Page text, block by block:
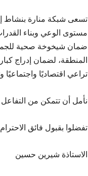
تسعى شبكة منارة بنشاط
مستوى الوعي وبناء
ضمان شيخوخة صحية
المنطقة، لضمان إدراج
تراعي اقتصاديًا واجتماعيًا
نأمل أن تتمكن من
تفضلوا بقبول فائق
الاستاذة شيرين حسين